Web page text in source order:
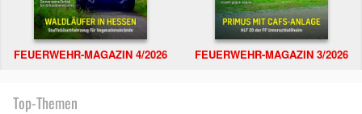
FEUERWEHR-MAGAZIN 4/2026 FEUERWEHR-MAGAZIN 3/2026
Top-Themen